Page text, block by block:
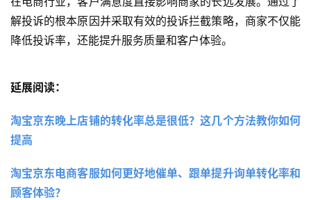
解投诉的根本原因并采取有效的投诉拦截策略，商家不仅能
降低投诉率，还能提升服务质量和客户体验。
延展阅读：
淘宝京东晚上店铺的转化率总是很低？这几个方法教你如何
提高
淘宝京东电商客服如何更好地催单、跟单提升询单转化率和
顾客体验？